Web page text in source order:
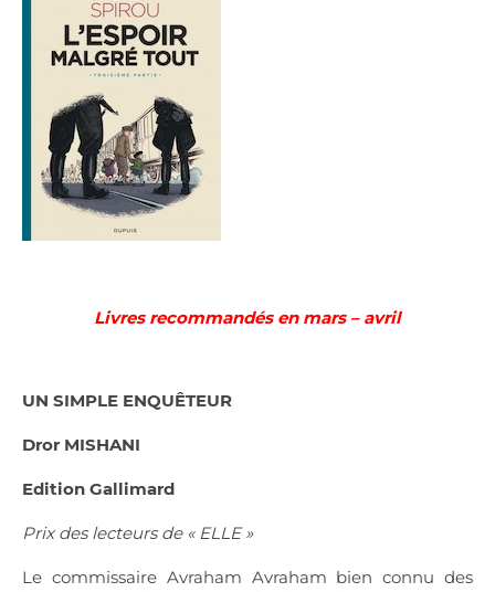
Livres recommandés en mars – avril
UN SIMPLE ENQUÊTEUR
Dror MISHANI
Edition Gallimard
Prix des lecteurs de « ELLE »
Le commissaire Avraham Avraham bien connu des